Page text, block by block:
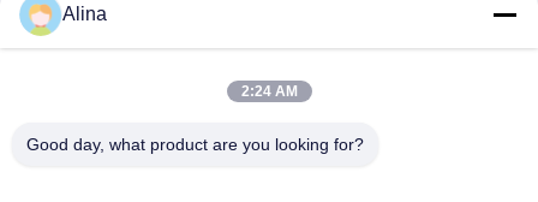
Γρήγορη επικοινωνία
Διεύθυνση
Alina
2:24 AM
Good day, what product are you looking for?